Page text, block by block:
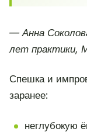
— Анна
лет практики,
Спешка и
заранее:
неглубокую